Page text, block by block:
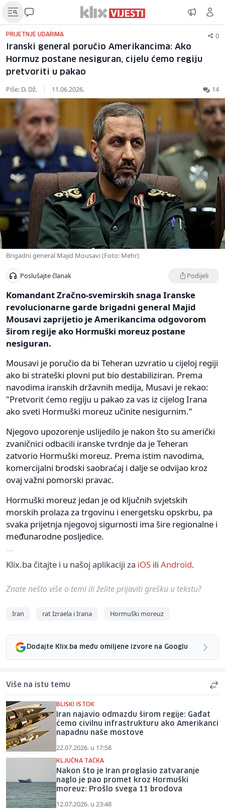
PRIJETNJE UDARIMA 0
Iranski general poručio Amerikancima: Ako
Hormuz postane nesiguran, cijelu ćemo regiju
pretvoriti u pakao
Piše: D. Dž. | 11.06.2026. 14
Brigadni general Majid Mousavi (Foto: Mehr)
Poslušajte članak Podijeli
Komandant Zračno-svemirskih snaga Iranske
revolucionarne garde brigadni general Majid
Mousavi zaprijetio je Amerikancima odgovorom
širom regije ako Hormuški moreuz postane
nesiguran.
Mousavi je poručio da bi Teheran uzvratio u cijeloj regiji
ako bi strateški plovni put bio destabiliziran. Prema
navodima iranskih državnih medija, Musavi je rekao:
"Pretvorit ćemo regiju u pakao za vas iz cijelog Irana
ako sveti Hormuški moreuz učinite nesigurnim.”
Njegovo upozorenje uslijedilo je nakon što su američki
zvaničnici odbacili iranske tvrdnje da je Teheran
zatvorio Hormuški moreuz. Prema istim navodima,
komercijalni brodski saobraćaj i dalje se odvijao kroz
ovaj važni pomorski pravac.
Hormuški moreuz jedan je od ključnih svjetskih
morskih prolaza za trgovinu i energetsku opskrbu, pa
svaka prijetnja njegovoj sigurnosti ima šire regionalne i
međunarodne posljedice.
Klix.ba čitajte i u našoj aplikaciji za iOS ili Android.
Znate nešto više o temi ili želite prijaviti grešku u tekstu?
Iran rat Izraela i Irana Hormuški moreuz
Dodajte Klix.ba među omiljene izvore na Googlu
Više na istu temu
BLISKI ISTOK
Iran najavio odmazdu širom regije: Gađat
ćemo civilnu infrastrukturu ako Amerikanci
napadnu naše mostove
22.07.2026. u 17:58
KLJUČNA TAČKA
Nakon što je Iran proglasio zatvaranje
naglo je pao promet kroz Hormuški
moreuz: Prošlo svega 11 brodova
12.07.2026. u 23:48